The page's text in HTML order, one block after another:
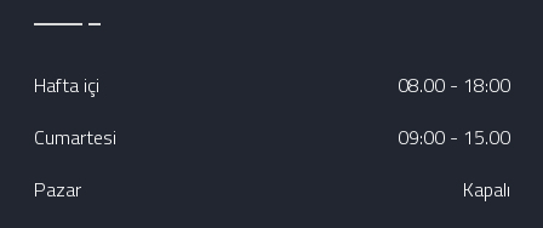
Hafta içi
08.00 - 18:00
Cumartesi
09:00 - 15.00
Pazar
Kapalı